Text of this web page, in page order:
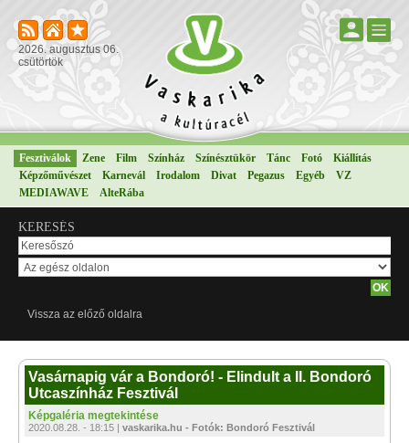
2026. augusztus 06.
csütörtök
Fesztiválok Zene Film Színház Színésztükör Tánc Fotó
Kiállítás
Képzőművészet
Karnevál Irodalom Divat Pegazus Egyéb
VZ
MEDIAWAVE
AlteRába
KERESÉS
Vissza az előző oldalra
Vasárnapig vár a Bondoró! - Elindult a II. Bondoró
Utcaszínház Fesztivál
Képgaléria megtekintése
2020.08.28. - 18:15 | vaskarika.hu - Fotók: Bondoró Fesztivál